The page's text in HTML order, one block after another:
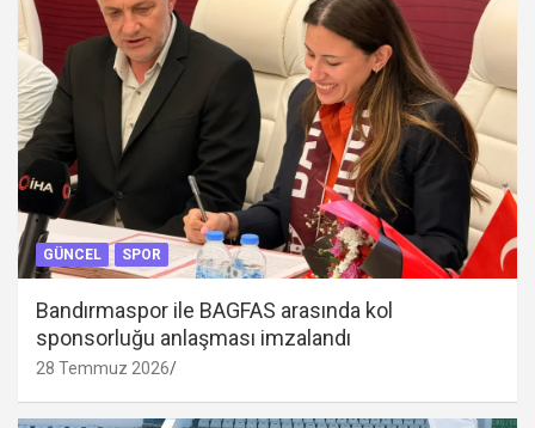
GÜNCEL SPOR
Bandırmaspor ile BAGFAS arasında kol
sponsorluğu anlaşması imzalandı
28 Temmuz 2026